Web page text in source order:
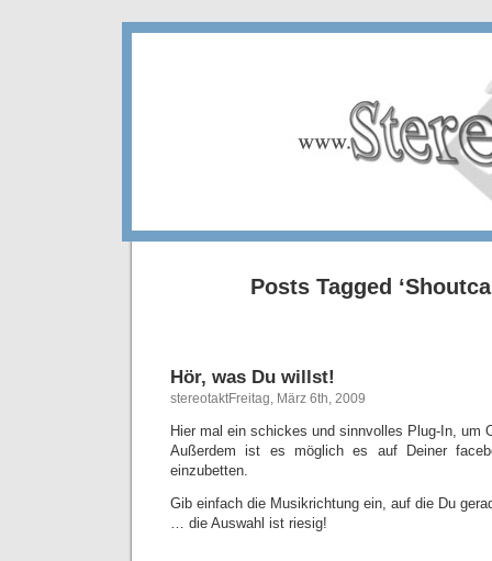
Posts Tagged
Hör, was Du willst!
stereotaktFreitag, März 6th, 2009
Hier mal ein schickes und sinnvolles Plug-In, um
Außerdem ist es möglich es auf Deiner
einzubetten.
Gib einfach die Musikrichtung ein, auf die Du
… die Auswahl ist riesig!